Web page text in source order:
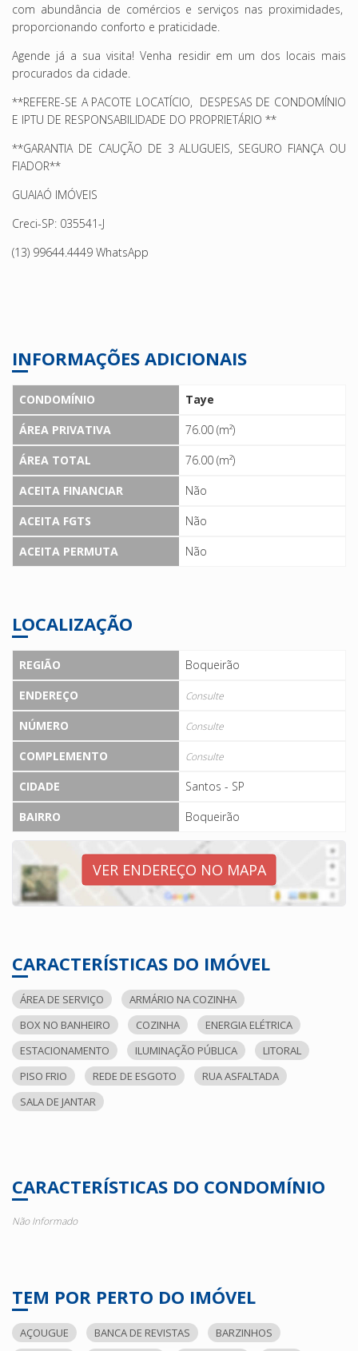
com abundância de comércios e serviços nas proximidades,
proporcionando conforto e praticidade.
Agende já a sua visita! Venha residir em um dos locais mais
procurados da cidade.
**REFERE-SE A PACOTE LOCATÍCIO, DESPESAS DE CONDOMÍNIO
E IPTU DE RESPONSABILIDADE DO PROPRIETÁRIO **
**GARANTIA DE CAUÇÃO DE 3 ALUGUEIS, SEGURO FIANÇA OU
FIADOR**
GUAIAÓ IMÓVEIS
Creci-SP: 035541-J
(13) 99644.4449 WhatsApp
INFORMAÇÕES ADICIONAIS
CONDOMÍNIO
Taye
ÁREA PRIVATIVA
76.00 (m²)
ÁREA TOTAL
76.00 (m²)
ACEITA FINANCIAR
Não
ACEITA FGTS
Não
ACEITA PERMUTA
Não
LOCALIZAÇÃO
REGIÃO
Boqueirão
ENDEREÇO
Consulte
NÚMERO Consulte
COMPLEMENTO Consulte
CIDADE
Santos - SP
BAIRRO
Boqueirão
VER ENDEREÇO NO MAPA
CARACTERÍSTICAS DO IMÓVEL
ÁREA DE SERVIÇO
ARMÁRIO NA COZINHA
BOX NO BANHEIRO
COZINHA
ENERGIA ELÉTRICA
ESTACIONAMENTO
ILUMINAÇÃO PÚBLICA
LITORAL
PISO FRIO
REDE DE ESGOTO
RUA ASFALTADA
SALA DE JANTAR
CARACTERÍSTICAS DO CONDOMÍNIO
Não Informado
TEM POR PERTO DO IMÓVEL
AÇOUGUE BANCA DE REVISTAS
BARZINHOS